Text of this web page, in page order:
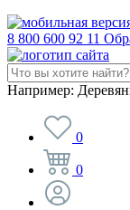
8 800 600 92 11
Например:
0
0